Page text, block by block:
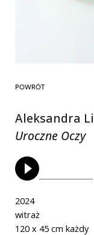
POWRÓT
Aleksandra
Uroczne Oczy
Link do aukcji
2024
witraż
120 x 45 cm każdy